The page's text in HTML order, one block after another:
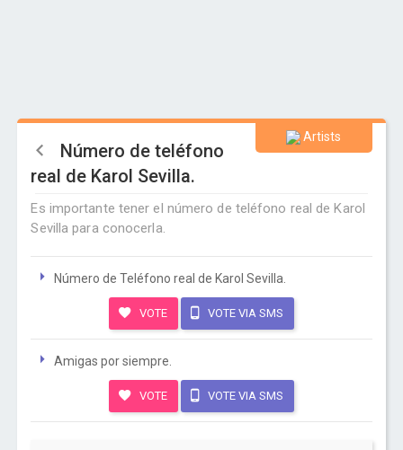
Artists
Número de teléfono
real de Karol Sevilla.
Es importante tener el número de teléfono real de Karol
Sevilla para conocerla.
Número de Teléfono real de Karol Sevilla.
VOTE VOTE VIA SMS
Amigas por siempre.
VOTE VOTE VIA SMS